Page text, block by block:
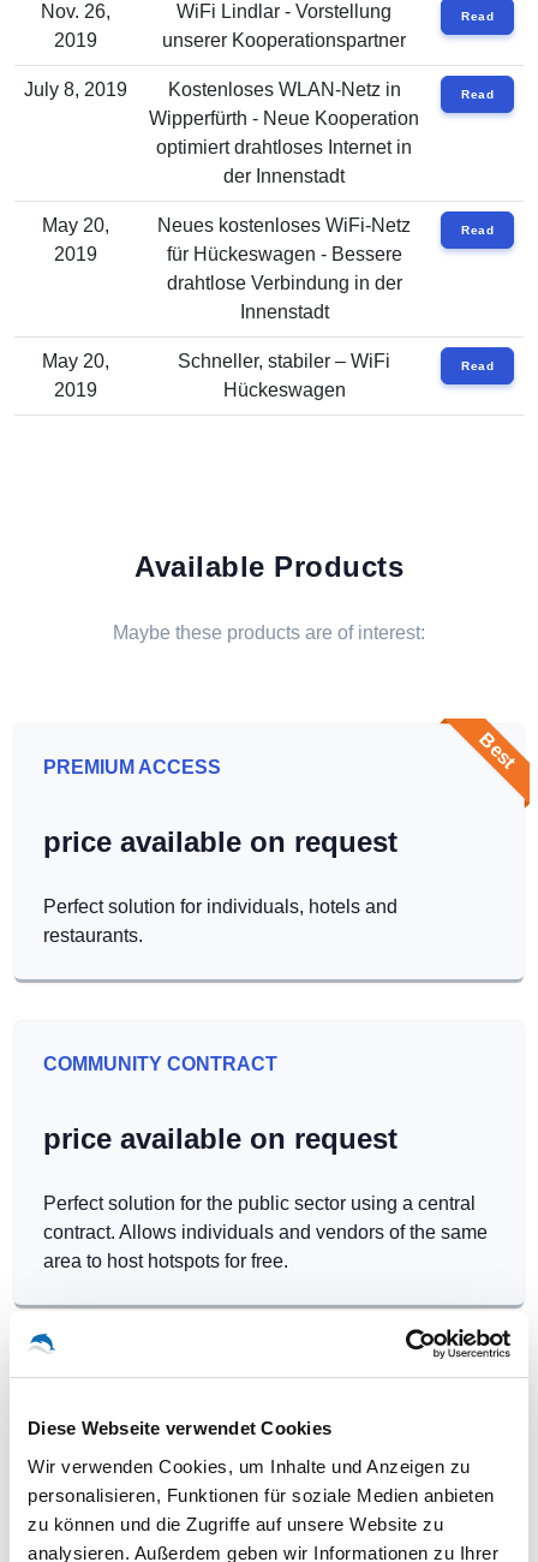
Diese Webseite verwendet Cookies
Wir verwenden Cookies, um Inhalte und Anzeigen zu
personalisieren, Funktionen für soziale Medien anbieten
zu können und die Zugriffe auf unsere Website zu
analysieren. Außerdem geben wir Informationen zu Ihrer
Nov. 26,
2019
WiFi Lindlar - Vorstellung
unserer Kooperationspartner
Read
July 8, 2019
Kostenloses WLAN-Netz in
Wipperfürth - Neue Kooperation
optimiert drahtloses Internet in
der Innenstadt
Read
May 20,
2019
Neues kostenloses WiFi-Netz
für Hückeswagen - Bessere
drahtlose Verbindung in der
Innenstadt
Read
May 20,
2019
Schneller, stabiler – WiFi
Hückeswagen
Read
Available Products
Maybe these products are of interest:
Best
PREMIUM ACCESS
price available on request
Perfect solution for individuals, hotels and
restaurants.
COMMUNITY CONTRACT
price available on request
Perfect solution for the public sector using a central
contract. Allows individuals and vendors of the same
area to host hotspots for free.
Niederwiesa